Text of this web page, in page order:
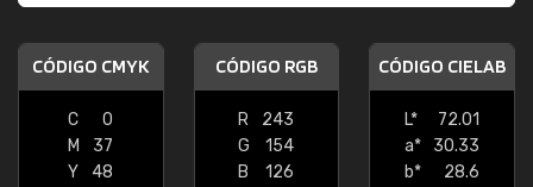
CÓDIGO CMYK
C
0
M
37
Y
48
CÓDIGO RGB
R
243
G
154
B
126
CÓDIGO CIELAB
L*
72.01
a*
30.33
b*
28.6